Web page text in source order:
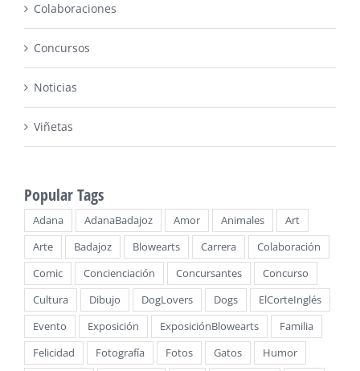
Colaboraciones
Concursos
Noticias
Viñetas
Popular Tags
Adana AdanaBadajoz Amor Animales
Art
Arte
Badajoz Blowearts Carrera
Colaboración
Comic
Concienciación Concursantes
Concurso
Cultura
Dibujo DogLovers Dogs
ElCorteInglés
Evento
Exposición ExposiciónBlowearts
Familia
Felicidad
Fotografía Fotos Gatos
Humor